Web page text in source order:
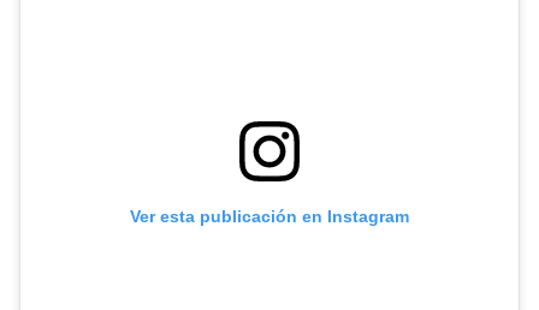
Ver esta publicación en Instagram